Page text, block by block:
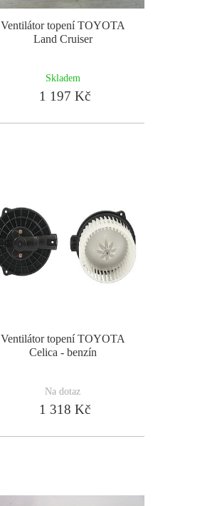
Ventilátor topení TOYOTA
Land Cruiser
Skladem
1 197 Kč
Ventilátor topení TOYOTA
Celica - benzín
Na dotaz
1 318 Kč